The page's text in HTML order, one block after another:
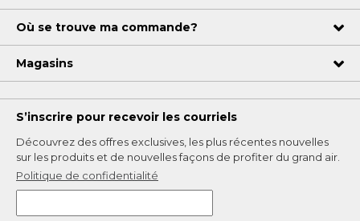
Où se trouve ma commande?
Magasins
S’inscrire pour recevoir les courriels
Découvrez des offres exclusives, les plus récentes nouvelles
sur les produits et de nouvelles façons de profiter du grand air.
Politique de confidentialité